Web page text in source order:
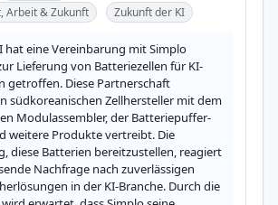
Arbeit & Zukunft
Zukunft der KI
hat eine Vereinbarung mit Simplo
Lieferung von Batteriezellen für KI-
getroffen. Diese Partnerschaft
südkoreanischen Zellhersteller mit dem
Modulassembler, der Batteriepuffer-
weitere Produkte vertreibt. Die
diese Batterien bereitzustellen, reagiert
Nachfrage nach zuverlässigen
in der KI-Branche. Durch die